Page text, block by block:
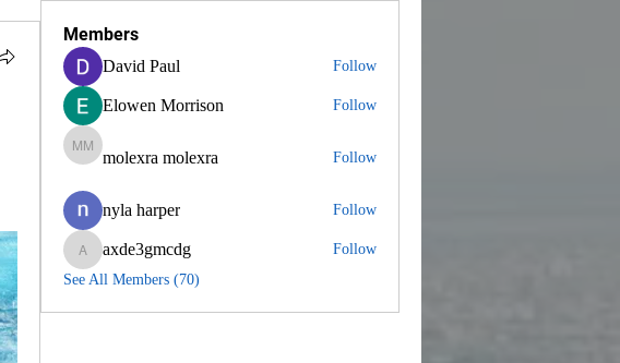
Members
David Paul Follow
Elowen Morrison Follow
molexra molexra
molexra molexra Follow
nyla harper Follow
axde3gmcdg
axde3gmcdg
Follow
See All Members (70)